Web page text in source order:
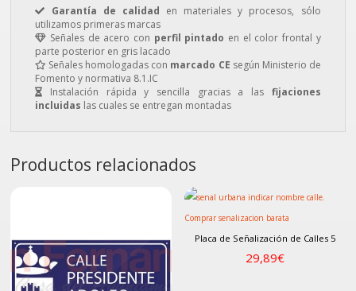
Garantía de calidad en materiales y procesos, sólo
utilizamos primeras marcas
Señales de acero con perfil pintado en el color frontal y
parte posterior en gris lacado
Señales homologadas con marcado CE según Ministerio de
Fomento y normativa 8.1.IC
Instalación rápida y sencilla gracias a las fijaciones
incluidas las cuales se entregan montadas
Productos relacionados
Placa de Señalización de Calles 5
29,89€